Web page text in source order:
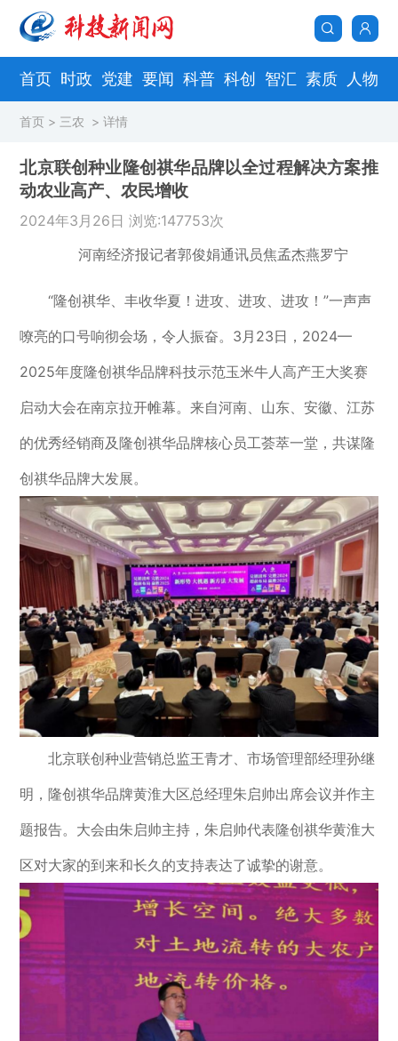
首页 时政 党建 要闻 科普 科创 智汇 素质 人物
首页 > 三农 > 详情
北京联创种业隆创祺华品牌以全过程解决方案推
动农业高产、农民增收
2024年3月26日 浏览:147753次
河南经济报记者郭俊娟通讯员焦孟杰燕罗宁
“隆创祺华、丰收华夏！进攻、进攻、进攻！”一声声
嘹亮的口号响彻会场，令人振奋。3月23日，2024—
2025年度隆创祺华品牌科技示范玉米牛人高产王大奖赛
启动大会在南京拉开帷幕。来自河南、山东、安徽、江苏
的优秀经销商及隆创祺华品牌核心员工荟萃一堂，共谋隆
创祺华品牌大发展。
北京联创种业营销总监王青才、市场管理部经理孙继
明，隆创祺华品牌黄淮大区总经理朱启帅出席会议并作主
题报告。大会由朱启帅主持，朱启帅代表隆创祺华黄淮大
区对大家的到来和长久的支持表达了诚挚的谢意。